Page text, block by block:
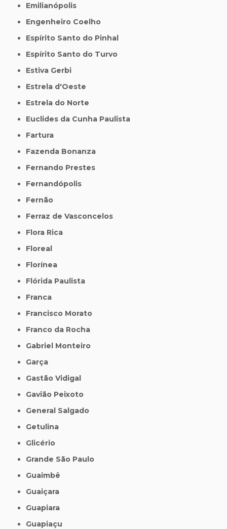
Emilianópolis
Engenheiro Coelho
Espírito Santo do Pinhal
Espírito Santo do Turvo
Estiva Gerbi
Estrela d'Oeste
Estrela do Norte
Euclides da Cunha Paulista
Fartura
Fazenda Bonanza
Fernando Prestes
Fernandópolis
Fernão
Ferraz de Vasconcelos
Flora Rica
Floreal
Florínea
Flórida Paulista
Franca
Francisco Morato
Franco da Rocha
Gabriel Monteiro
Garça
Gastão Vidigal
Gavião Peixoto
General Salgado
Getulina
Glicério
Grande São Paulo
Guaimbê
Guaiçara
Guapiara
Guapiaçu